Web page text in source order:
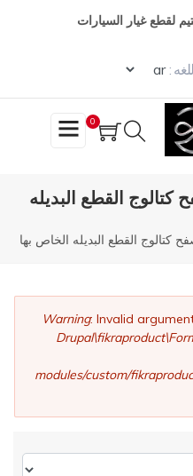
لقطع غيار السيارات
:
Select your
0
كتالوج القطع البديله
كتالوج القطع البديله الخاص بها
Warning: Invalid
modules/custom/